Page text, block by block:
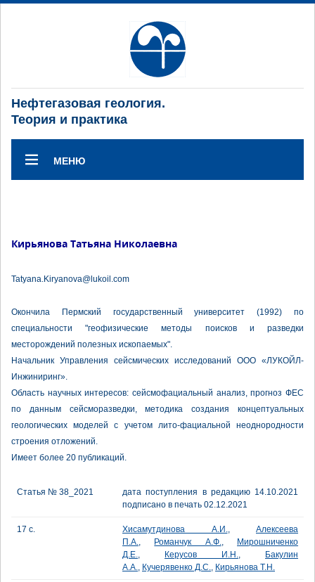
Нефтегазовая геология.
Теория и практика
МЕНЮ
Кирьянова Татьяна Николаевна
Tatyana.Kiryanova@lukoil.com
Окончила Пермский государственный университет (1992) по
специальности "геофизические методы поисков и разведки
месторождений полезных ископаемых".
Начальник Управления сейсмических исследований ООО «ЛУКОЙЛ-
Инжиниринг».
Область научных интересов: сейсмофациальный анализ, прогноз ФЕС
по данным сейсморазведки, методика создания концептуальных
геологических моделей с учетом лито-фациальной неоднородности
строения отложений.
Имеет более 20 публикаций.
Статья № 38_2021
дата поступления в редакцию 14.10.2021
подписано в печать 02.12.2021
17 с. Хисамутдинова А.И., Алексеева
П.А., Романчук А.Ф.,
Мирошниченко
Д.Е., Керусов И.Н.,
Бакулин
А.А., Кучерявенко Д.С., Кирьянова Т.Н.